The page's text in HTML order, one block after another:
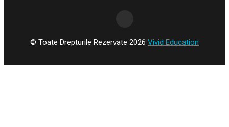
© Toate Drepturile Rezervate 2026 Vivid Education